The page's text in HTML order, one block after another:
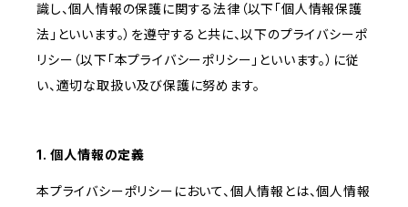
識し、個人情報の保護に関する法律（以下「個人情報保護
法」といいます。）を遵守すると共に、以下のプライバシーポ
リシー（以下「本プライバシーポリシー」といいます。）に従
い、適切な取扱い及び保護に努めます。
1. 個人情報の定義
本プライバシーポリシーにおいて、個人情報とは、個人情報